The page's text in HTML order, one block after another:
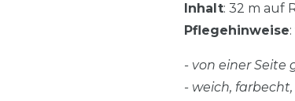
Inhalt: 32 m auf
Pflegehinweise
- von einer Seite
- weich,